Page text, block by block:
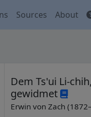
Sources About
Dem Ts'ui Li-
gewidmet
Erwin von Zach